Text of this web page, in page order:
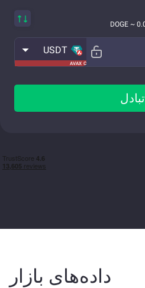
AVAX C
USDT
تبادل
داده‌های بازار